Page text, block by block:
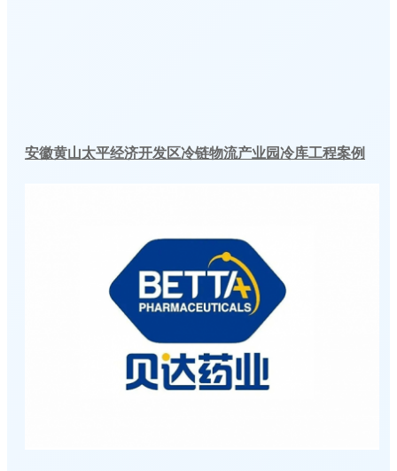
安徽黄山太平经济开发区冷链物流产业园冷库工程案例